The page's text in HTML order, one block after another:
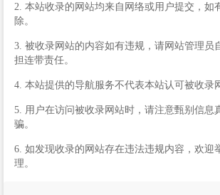
2. 本站收录的网站均来自网络或用户提交，如
除。
3. 被收录网站的内容如有违规，请网站管理员
担连带责任。
4. 本站提供的导航服务不代表本站认可被收录
5. 用户在访问被收录网站时，请注意甄别信息
骗。
6. 如发现收录的网站存在违法违规内容，欢迎
理。